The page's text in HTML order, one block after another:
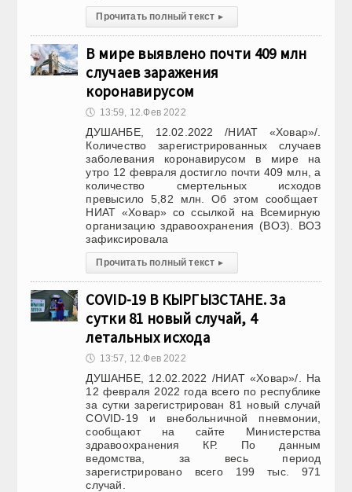
Прочитать полный текст ▸
В мире выявлено почти 409 млн
случаев заражения
коронавирусом
🕔 13:59, 12.Фев 2022
ДУШАНБЕ, 12.02.2022 /НИАТ «Ховар»/.
Количество зарегистрированных случаев
заболевания коронавирусом в мире на
утро 12 февраля достигло почти 409 млн, а
количество смертельных исходов
превысило 5,82 млн. Об этом сообщает
НИАТ «Ховар» со ссылкой на Всемирную
организацию здравоохранения (ВОЗ). ВОЗ
зафиксировала
Прочитать полный текст ▸
COVID-19 В КЫРГЫЗСТАНЕ. За
сутки 81 новый случай, 4
летальных исхода
🕔 13:57, 12.Фев 2022
ДУШАНБЕ, 12.02.2022 /НИАТ «Ховар»/. На
12 февраля 2022 года всего по республике
за сутки зарегистрирован 81 новый случай
COVID-19 и внебольничной пневмонии,
сообщают на сайте Министерства
здравоохранения КР. По данным
ведомства, за весь период
зарегистрировано всего 199 тыс. 971
случай.